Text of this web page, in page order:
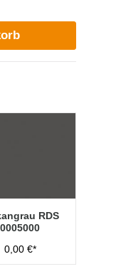
RDS
0005000
0,00 €*